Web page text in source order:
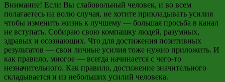
Внимание! Если Вы слабовольный человек, и во всем
полагаетесь на волю случая, не хотите прикладывать усилия
чтобы изменить жизнь к лучшему — большая просьба в канал
не вступать. Собираю свою компашку людей, разумных,
здравых и осознающих. Что для достижения позитивных
результатов — свои личные усилия тоже нужно приложить. И
как правило, многое — всегда начинается с чего-то
незначительного. Как правило, достижение значительного
складывается и из небольших усилий человека.